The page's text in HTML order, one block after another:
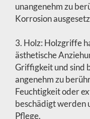
unangenehm zu
Korrosion
3. Holz: Holzgriffe
ästhetische
Griffigkeit und sind
angenehm zu
Feuchtigkeit oder
beschädigt
Pflege.